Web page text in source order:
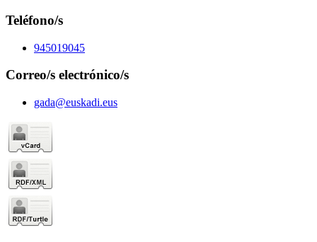
Teléfono/s
945019045
Correo/s electrónico/s
gada@euskadi.eus